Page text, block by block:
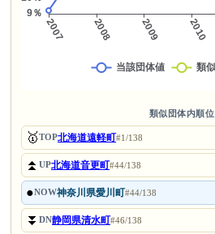
類似団体内順位
🥇TOP北海道遠軽町#1/138
⏫UP北海道音更町#44/138
●NOW神奈川県愛川町#44/138
⏬DN静岡県清水町#46/138